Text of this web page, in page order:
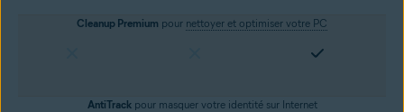
Cleanup Premium pour nettoyer et optimiser votre PC
AntiTrackpour masquer votre identité sur Internet